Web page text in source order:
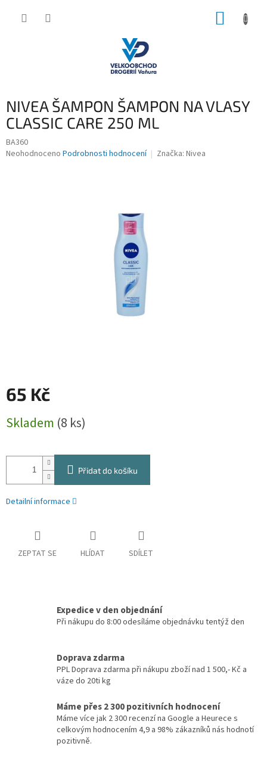
NIVEA ŠAMPON ŠAMPON NA VLASY
CLASSIC CARE 250 ML
BA360
Průměrné
Neohodnoceno Podrobnosti hodnocení Značka: Nivea
65 Kč
cena:
Skladem (8 ks)
Přidat do košíku
Detailní informace
ZEPTAT SE HLÍDAT SDÍLET
Expedice v den objednání
Při nákupu do 8:00 odesíláme objednávku tentýž den
Doprava zdarma
PPL Doprava zdarma při nákupu zboží nad 1 500,- Kč a
váze do 20ti kg
Máme přes 2 300 pozitivních hodnocení
Máme více jak 2 300 recenzí na Google a Heurece s
celkovým hodnocením 4,9 a 98% zákazníků nás hodnotí
pozitivně.